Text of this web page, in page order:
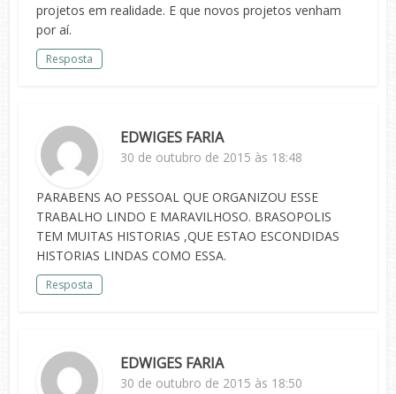
projetos em realidade. E que novos projetos venham
por aí.
Resposta
EDWIGES FARIA
30 de outubro de 2015 às 18:48
PARABENS AO PESSOAL QUE ORGANIZOU ESSE
TRABALHO LINDO E MARAVILHOSO. BRASOPOLIS
TEM MUITAS HISTORIAS ,QUE ESTAO ESCONDIDAS
HISTORIAS LINDAS COMO ESSA.
Resposta
EDWIGES FARIA
30 de outubro de 2015 às 18:50